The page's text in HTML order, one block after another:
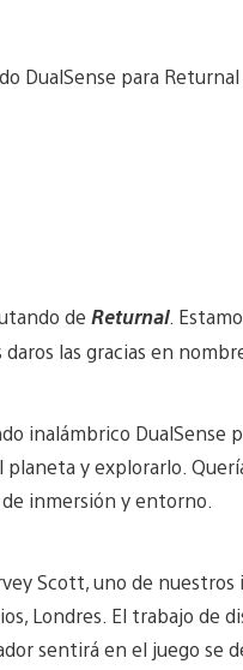
de Returnal.
las gracias en
inalámbrico DualSense
y explorarlo.
inmersión y entorno.
Scott, uno de nuestros
Londres. El trabajo de
sentirá en el juego se